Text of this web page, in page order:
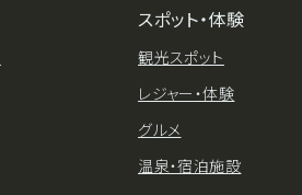
スポット・体験
観光スポット
レジャー・体験
グルメ
温泉・宿泊施設